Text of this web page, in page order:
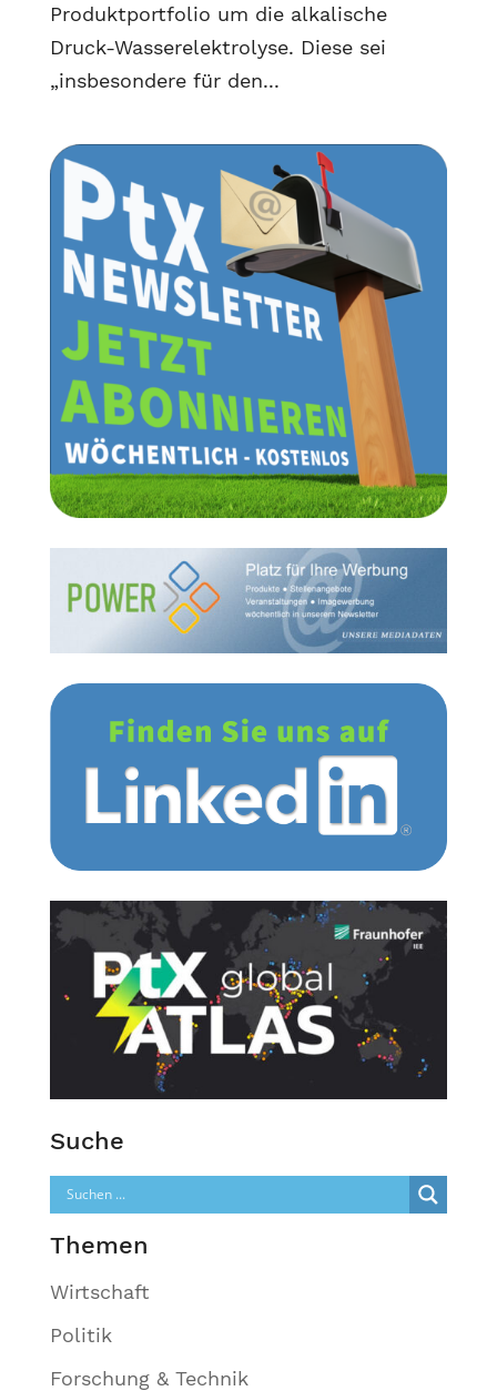
Produktportfolio um die alkalische
Druck-Wasserelektrolyse. Diese sei
„insbesondere für den...
Suche
Themen
Wirtschaft
Politik
Forschung & Technik